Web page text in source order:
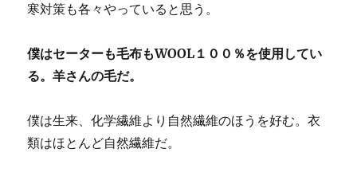
寒対策も各々やっていると思う。
僕はセーターも毛布もWOOL１００％を使用してい
る。羊さんの毛だ。
僕は生来、化学繊維より自然繊維のほうを好む。衣
類はほとんど自然繊維だ。